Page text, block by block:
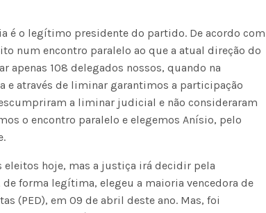
é o legítimo presidente do partido. De acordo com
num encontro paralelo ao que a atual direção do
apenas 108 delegados nossos, quando na
e através de liminar garantimos a participação
a liminar judicial e não consideraram
o encontro paralelo e elegemos Anísio, pelo
eleitos hoje, mas a justiça irá decidir pela
de forma legítima, elegeu a maioria vencedora de
(PED), em 09 de abril deste ano. Mas, foi